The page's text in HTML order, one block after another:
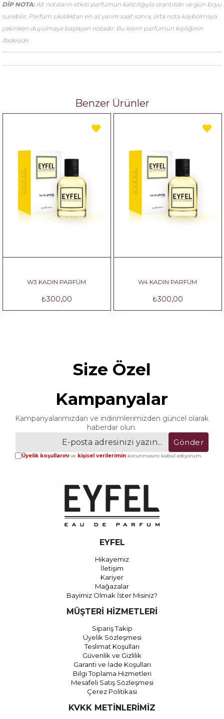
DİP NOTA:Alt notaların etkisi parfümün kalıcılığıyla orantılıdır ve gün boyu
sürebilir. Parfüm sıkıldıktan en az yarım saat sonra, orta nota kaybolmaya
yakınken duyulmaya başlayan notadır. Bu kısım parfümün kişiliğinin
ifadesidir.
Benzer Ürünler
W3 KADIN PARFÜM
₺300,00
W4 KADIN PARFÜM
₺300,00
Size Özel
Kampanyalar
Kampanyalarımızdan ve indirimlerimizden güncel olarak
haberdar olun.
Gönder
Üyelik koşullarınıve kişisel verileriminkorunmasını kabul ediyorum.
EYFEL
Hikayemiz
İletişim
Kariyer
Mağazalar
Bayimiz Olmak İster Misiniz?
MÜŞTERİ HİZMETLERİ
Sipariş Takip
Üyelik Sözleşmesi
Teslimat Koşulları
Güvenlik ve Gizlilik
Garanti ve İade Koşulları
Bilgi Toplama Hizmetleri
Mesafeli Satış Sözleşmesi
Çerez Politikası
KVKK METİNLERİMİZ